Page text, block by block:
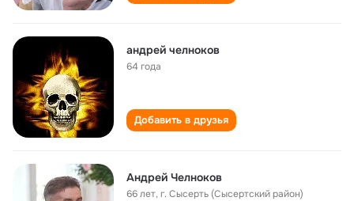
андрей челноков
64 года
Добавить в друзья
Андрей Челноков
66 лет,г. Сысерть (Сысертский район)